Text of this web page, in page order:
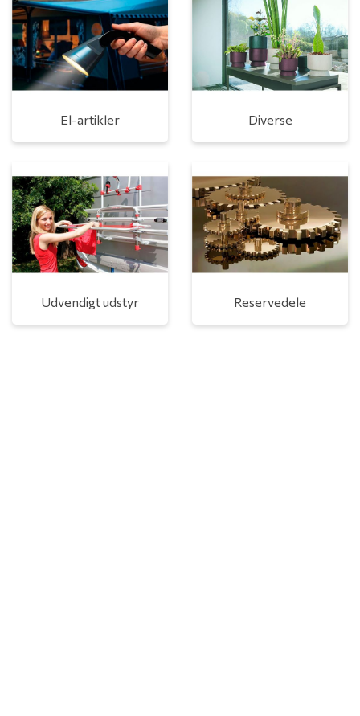
El-artikler Diverse
Udvendigt udstyr Reservedele